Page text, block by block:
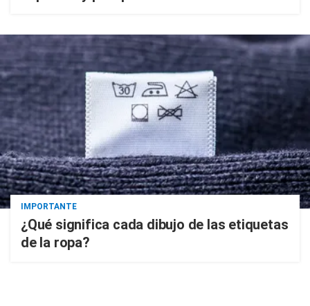
IMPORTANTE
¿Qué significa cada dibujo de las etiquetas
de la ropa?